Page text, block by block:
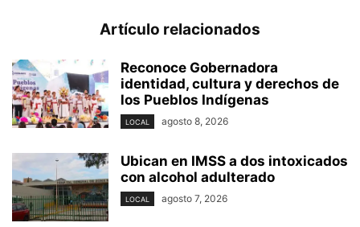
Artículo relacionados
Reconoce Gobernadora
identidad, cultura y derechos de
los Pueblos Indígenas
LOCAL agosto 8, 2026
Ubican en IMSS a dos intoxicados
con alcohol adulterado
LOCAL agosto 7, 2026